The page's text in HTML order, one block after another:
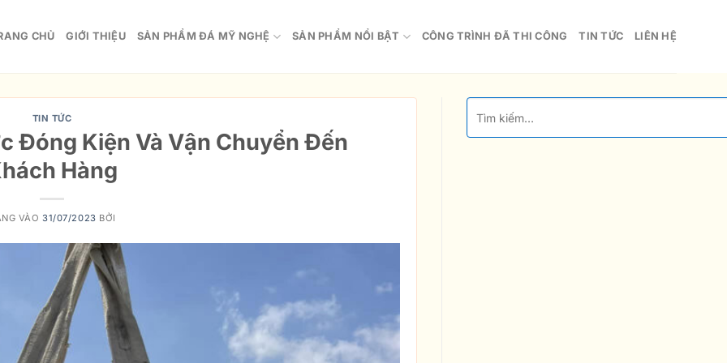
CHỦ GIỚI THIỆU SẢN PHẨM ĐÁ MỸ NGHỆ SẢN PHẨM NỔI BẬT CÔNG TRÌNH ĐÃ THI CÔNG TIN TỨC LIÊN HỆ
TIN TỨC
Đóng Kiện Và Vận Chuyển Đến
Hàng
VÀO31/07/2023 BỞI